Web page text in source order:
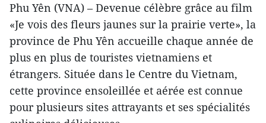
Phu Yên (VNA) – Devenue célèbre grâce au film
«Je vois des fleurs jaunes sur la prairie verte», la
province de Phu Yên accueille chaque année de
plus en plus de touristes vietnamiens et
étrangers. Située dans le Centre du Vietnam,
cette province ensoleillée et aérée est connue
pour plusieurs sites attrayants et ses spécialités